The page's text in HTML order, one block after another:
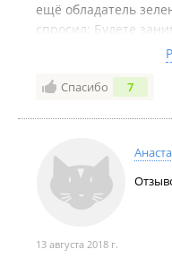
ещё обладатель
спросил: Будете
то время почти все
домов ходили на
сначала разминка,
меня болели ноги от
лотоса. Но потом
занятий не было ни
заиграется в
строго с этим было.
Спасибо 7
13 августа 2018 г.